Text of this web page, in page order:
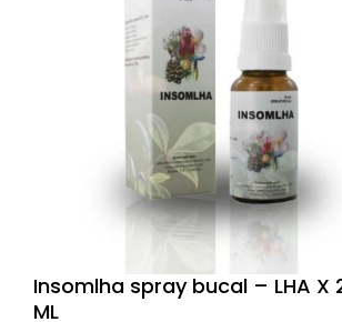
Insomlha spray bucal – LHA X
ML